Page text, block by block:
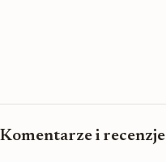
Komentarze i recenzje